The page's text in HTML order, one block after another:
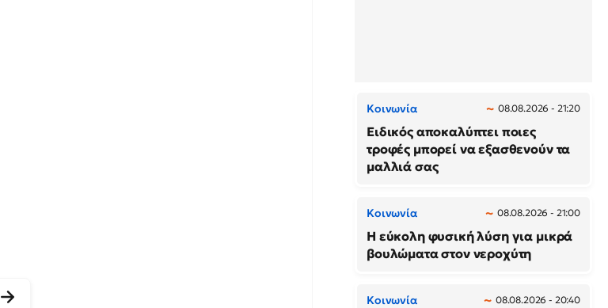
Κοινωνία 08.08.2026 - 21:20
Ειδικός αποκαλύπτει ποιες
τροφές μπορεί να εξασθενούν τα
μαλλιά σας
Κοινωνία 08.08.2026 - 21:00
Η εύκολη φυσική λύση για μικρά
βουλώματα στον νεροχύτη
Κοινωνία 08.08.2026 - 20:40